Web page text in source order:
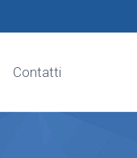
Contatti